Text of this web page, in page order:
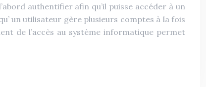
authentifier afin qu’il puisse accéder à un
un utilisateur gère plusieurs comptes à la fois
de l’accès au système informatique permet